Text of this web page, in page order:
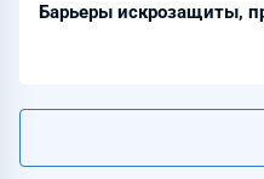
Барьеры искрозащиты,